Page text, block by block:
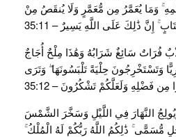
وَمَا يُعَمَّرُ مِن مُّعَمَّرٍ وَلَا يُنقَصُ مِنْ
إِنَّ ذَٰلِكَ عَلَى اللَّهِ يَسِيرٌ – 35:11
فُرَاتٌ سَائِغٌ شَرَابُهُ وَهَٰذَا مِلْحٌ أُجَاجٌ
وَتَسْتَخْرِجُونَ حِلْيَةً تَلْبَسُونَهَا ۖ وَتَرَى
مِن فَضْلِهِ وَلَعَلَّكُمْ تَشْكُرُونَ – 35:12
النَّهَارَ فِي اللَّيْلِ وَسَخَّرَ الشَّمْسَ
مُّسَمًّى ۚ ذَٰلِكُمُ اللَّهُ رَبُّكُمْ لَهُ الْمُلْكُ